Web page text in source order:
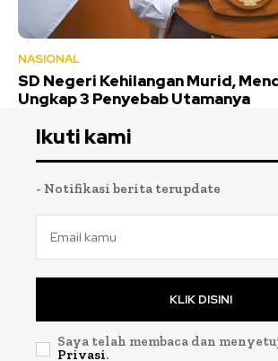
NASIONAL
SD Negeri Kehilangan Murid,
Ungkap 3 Penyebab Utamanya
Ikuti kami
- Notifikasi berita terupdate
KLIK DISINI
Saya telah membaca dan
Privasi.